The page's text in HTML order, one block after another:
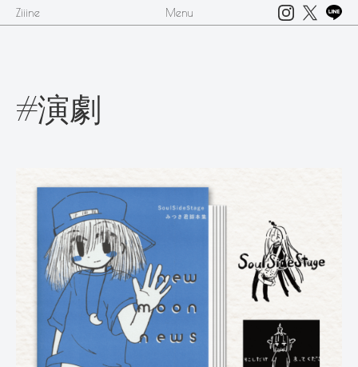
Ziiine Menu
#演劇